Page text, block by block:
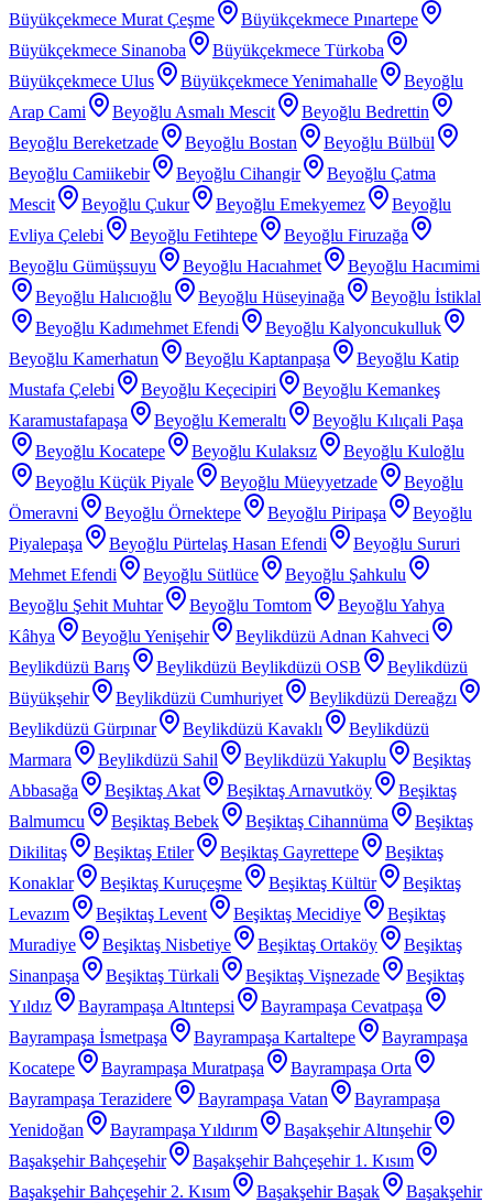
Büyükçekmece Murat Çeşme
Büyükçekmece Pınartepe
Büyükçekmece Sinanoba
Büyükçekmece Türkoba
Büyükçekmece Ulus
Büyükçekmece Yenimahalle
Beyoğlu
Arap Cami
Beyoğlu Asmalı Mescit
Beyoğlu Bedrettin
Beyoğlu Bereketzade
Beyoğlu Bostan
Beyoğlu Bülbül
Beyoğlu Camiikebir
Beyoğlu Cihangir
Beyoğlu Çatma
Mescit
Beyoğlu Çukur Beyoğlu Emekyemez
Beyoğlu
Evliya Çelebi
Beyoğlu Fetihtepe
Beyoğlu Firuzağa
Beyoğlu Gümüşsuyu
Beyoğlu Hacıahmet
Beyoğlu Hacımimi
Beyoğlu Halıcıoğlu
Beyoğlu Hüseyinağa
Beyoğlu İstiklal
Beyoğlu Kadımehmet Efendi
Beyoğlu Kalyoncukulluk
Beyoğlu Kamerhatun
Beyoğlu Kaptanpaşa
Beyoğlu Katip
Mustafa Çelebi
Beyoğlu Keçecipiri
Beyoğlu Kemankeş
Karamustafapaşa
Beyoğlu Kemeraltı
Beyoğlu Kılıçali Paşa
Beyoğlu Kocatepe
Beyoğlu Kulaksız
Beyoğlu Kuloğlu
Beyoğlu Küçük Piyale
Beyoğlu Müeyyetzade
Beyoğlu
Ömeravni
Beyoğlu Örnektepe Beyoğlu Piripaşa
Beyoğlu
Piyalepaşa
Beyoğlu Pürtelaş Hasan Efendi
Beyoğlu Sururi
Mehmet Efendi
Beyoğlu Sütlüce
Beyoğlu Şahkulu
Beyoğlu Şehit Muhtar
Beyoğlu Tomtom
Beyoğlu Yahya
Kâhya
Beyoğlu Yenişehir
Beylikdüzü Adnan Kahveci
Beylikdüzü Barış
Beylikdüzü Beylikdüzü OSB
Beylikdüzü
Büyükşehir
Beylikdüzü Cumhuriyet
Beylikdüzü Dereağzı
Beylikdüzü Gürpınar
Beylikdüzü Kavaklı
Beylikdüzü
Marmara
Beylikdüzü Sahil Beylikdüzü Yakuplu
Beşiktaş
Abbasağa
Beşiktaş Akat Beşiktaş Arnavutköy
Beşiktaş
Balmumcu
Beşiktaş Bebek Beşiktaş Cihannüma
Beşiktaş
Dikilitaş
Beşiktaş Etiler Beşiktaş Gayrettepe
Beşiktaş
Konaklar
Beşiktaş Kuruçeşme Beşiktaş Kültür
Beşiktaş
Levazım
Beşiktaş Levent Beşiktaş Mecidiye
Beşiktaş
Muradiye
Beşiktaş Nisbetiye Beşiktaş Ortaköy
Beşiktaş
Sinanpaşa
Beşiktaş Türkali Beşiktaş Vişnezade
Beşiktaş
Yıldız
Bayrampaşa Altıntepsi
Bayrampaşa Cevatpaşa
Bayrampaşa İsmetpaşa
Bayrampaşa Kartaltepe
Bayrampaşa
Kocatepe
Bayrampaşa Muratpaşa
Bayrampaşa Orta
Bayrampaşa Terazidere
Bayrampaşa Vatan
Bayrampaşa
Yenidoğan
Bayrampaşa Yıldırım
Başakşehir Altınşehir
Başakşehir Bahçeşehir
Başakşehir Bahçeşehir 1. Kısım
Başakşehir Bahçeşehir 2. Kısım
Başakşehir Başak
Başakşehir